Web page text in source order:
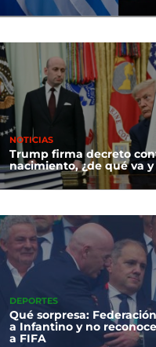
NOTICIAS
Trump firma decreto
nacimiento, ¿de qué va
DEPORTES
Qué sorpresa:
a Infantino y no
a FIFA